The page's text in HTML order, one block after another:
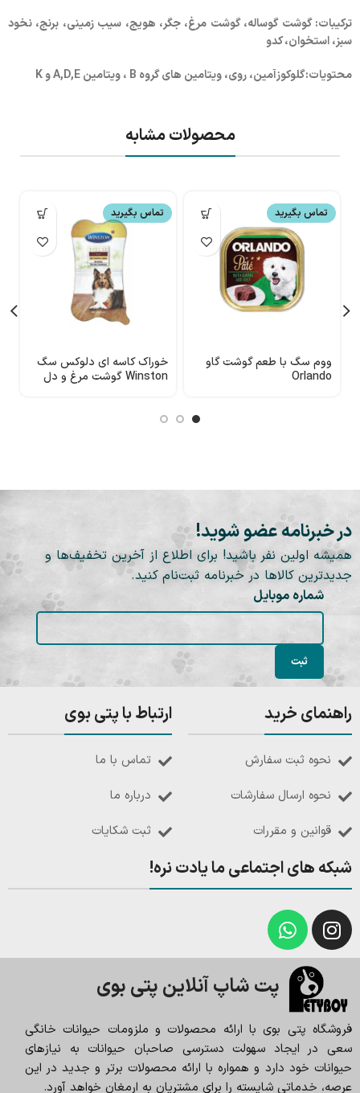
ترکیبات: گوشت گوساله، گوشت مرغ، جگر، هویج، سیب زمینی، برنج، نخود
سبز، استخوان، کدو
محتویات:گلوکوزآمین، روی، ویتامین های گروه B ، ویتامین A,D,E و K
محصولات مشابه
تماس بگیرید
ووم سگ با طعم گوشت گاو
Orlando
تماس بگیرید
خوراک کاسه ای دلوکس سگ
Winston گوشت مرغ و دل
در خبرنامه عضو شوید!
همیشه اولین نفر باشید! برای اطلاع از آخرین تخفیف‌ها و
جدیدترین کالاها در خبرنامه ثبت‌نام کنید.
شماره موبایل
راهنمای خرید
نحوه ثبت سفارش
نحوه ارسال سفارشات
قوانین و مقررات
ارتباط با پتی بوی
تماس با ما
درباره ما
ثبت شکایات
شبکه های اجتماعی ما یادت نره!
پت شاپ آنلاین پتی بوی
فروشگاه پتی بوی با ارائه محصولات و ملزومات حیوانات خانگی
سعی در ایجاد سهولت دسترسی صاحبان حیوانات به نیازهای
حیوانات خود دارد و همواره با ارائه محصولات برتر و جدید در این
عرصه، خدماتی شایسته را برای مشتریان به ارمغان خواهد آورد.